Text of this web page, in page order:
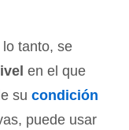
tanto, se
en el que
su condición
puede usar